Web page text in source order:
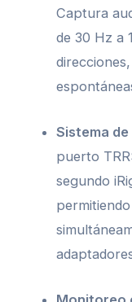
Captura
de 30 Hz a
Sistema
puerto
segundo